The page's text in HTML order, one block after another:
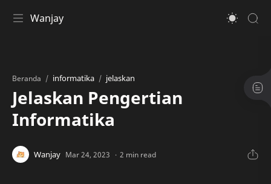
Wanjay
Beranda informatika jelaskan
Jelaskan Pengertian
Informatika
2 min read